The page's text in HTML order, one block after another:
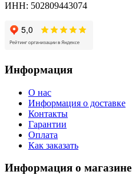
ИНН: 502809443074
Информация
О нас
Информация о доставке
Контакты
Гарантии
Оплата
Как заказать
Информация о магазине